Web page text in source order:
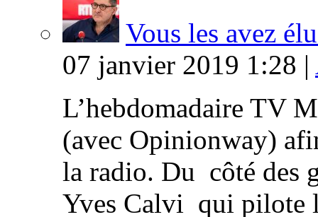
Vous les avez
07 janvier 2019 1:28 |
L’hebdomadaire TV
(avec Opinionway)
la radio. Du côté des
Yves Calvi qui